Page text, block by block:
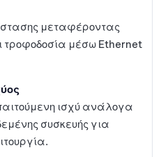
μεταφέροντας
τροφοδοσία μέσω Ethernet
ισχύ ανάλογα
συσκευής για